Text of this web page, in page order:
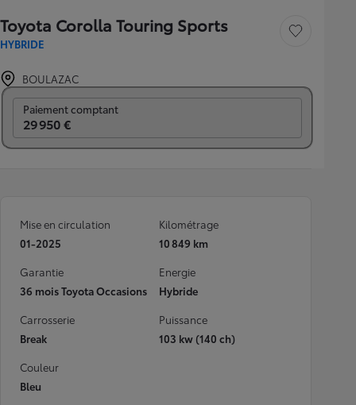
Toyota Corolla Touring Sports
HYBRIDE
Sauvegarder le
BOULAZAC
Paiement comptant
29 950 €
Mise en circulation
01-2025
Kilométrage
10 849 km
Garantie
36 mois Toyota Occasions
Energie
Hybride
Carrosserie
Break
Puissance
103 kw (140 ch)
Couleur
Bleu